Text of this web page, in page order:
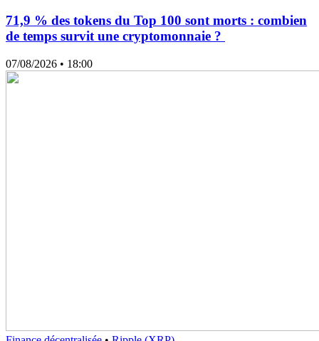
71,9 % des tokens du Top 100 sont morts : combien
de temps survit une cryptomonnaie ?
07/08/2026 • 18:00